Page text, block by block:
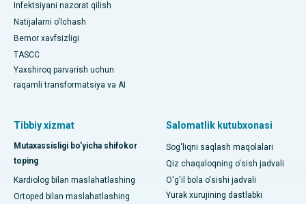
Infektsiyani nazorat qilish
Natijalarni o'lchash
Bemor xavfsizligi
TASCC
Yaxshiroq parvarish uchun
raqamli transformatsiya va AI
Tibbiy xizmat
Mutaxassisligi bo'yicha shifokor
toping
Kardiolog bilan maslahatlashing
Ortoped bilan maslahatlashing
Salomatlik kutubxonasi
Sog'liqni saqlash maqolalari
Qiz chaqaloqning o'sish jadvali
O'g'il bola o'sishi jadvali
Yurak xurujining dastlabki